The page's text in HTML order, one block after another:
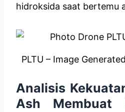
hidroksida saat bertemu
PLTU – Image
Analisis
Ash Membuat